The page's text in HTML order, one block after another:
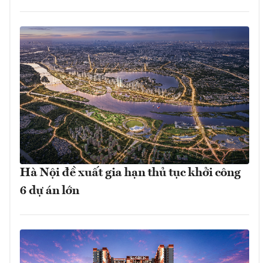
Hà Nội đề xuất gia hạn thủ tục khởi công
6 dự án lớn